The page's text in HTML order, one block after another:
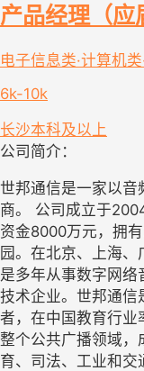
产品经理（应
电子信息类·计算机
6k-10k
长沙本科及以上
公司简介：
世邦通信是一家以音
商。 公司成立于
资金8000万元，拥
园。在北京、上海、
是多年从事数字网
技术企业。世邦通信
者，在中国教育行业
整个公共广播领域，
育、司法、工业和